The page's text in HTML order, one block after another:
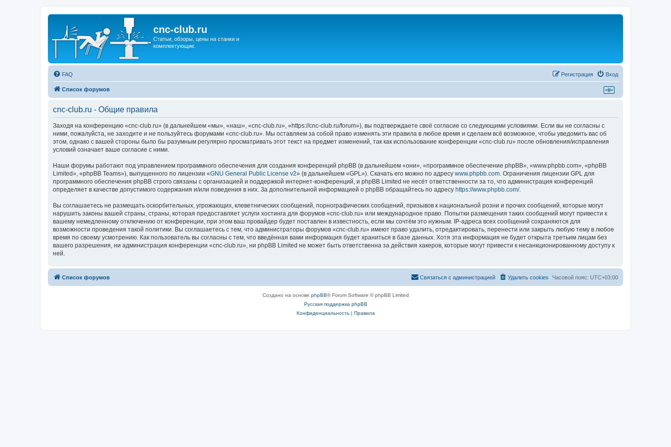
cnc-club.ru
Статьи, обзоры, цены на станки и
комплектующие.
FAQ Вход
Регистрация
Список форумов
cnc-club.ru - Общие правила
Заходя на конференцию «cnc-club.ru» (в дальнейшем «мы», «наш», «cnc-club.ru», «https://cnc-club.ru/forum»), вы подтверждаете своё согласие со следующими условиями. Если вы не согласны с
ними, пожалуйста, не заходите и не пользуйтесь форумами «cnc-club.ru». Мы оставляем за собой право изменять эти правила в любое время и сделаем всё возможное, чтобы уведомить вас об
этом, однако с вашей стороны было бы разумным регулярно просматривать этот текст на предмет изменений, так как использование конференции «cnc-club.ru» после обновления/исправления
условий означает ваше согласие с ними.
Наши форумы работают под управлением программного обеспечения для создания конференций phpBB (в дальнейшем «они», «программное обеспечение phpBB», «www.phpbb.com», «phpBB
Limited», «phpBB Teams»), выпущенного по лицензии «GNU General Public License v2» (в дальнейшем «GPL»). Скачать его можно по адресу www.phpbb.com. Ограничения лицензии GPL для
программного обеспечения phpBB строго связаны с организацией и поддержкой интернет-конференций, и phpBB Limited не несёт ответственности за то, что администрация конференций
определяет в качестве допустимого содержания и/или поведения в них. За дополнительной информацией о phpBB обращайтесь по адресу https://www.phpbb.com/.
Вы соглашаетесь не размещать оскорбительных, угрожающих, клеветнических сообщений, порнографических сообщений, призывов к национальной розни и прочих сообщений, которые могут
нарушить законы вашей страны, страны, которая предоставляет услуги хостинга для форумов «cnc-club.ru» или международное право. Попытки размещения таких сообщений могут привести к
вашему немедленному отключению от конференции, при этом ваш провайдер будет поставлен в известность, если мы сочтём это нужным. IP-адреса всех сообщений сохраняются для
возможности проведения такой политики. Вы соглашаетесь с тем, что администраторы форумов «cnc-club.ru» имеют право удалить, отредактировать, перенести или закрыть любую тему в любое
время по своему усмотрению. Как пользователь вы согласны с тем, что введённая вами информация будет храниться в базе данных. Хотя эта информация не будет открыта третьим лицам без
вашего разрешения, ни администрация конференции «cnc-club.ru», ни phpBB Limited не может быть ответственна за действия хакеров, которые могут привести к несанкционированному доступу к
ней.
Список форумов Часовой пояс: UTC+03:00
Удалить cookies
Связаться с администрацией
Создано на основе phpBB® Forum Software © phpBB Limited
Русская поддержка phpBB
Конфиденциальность| Правила